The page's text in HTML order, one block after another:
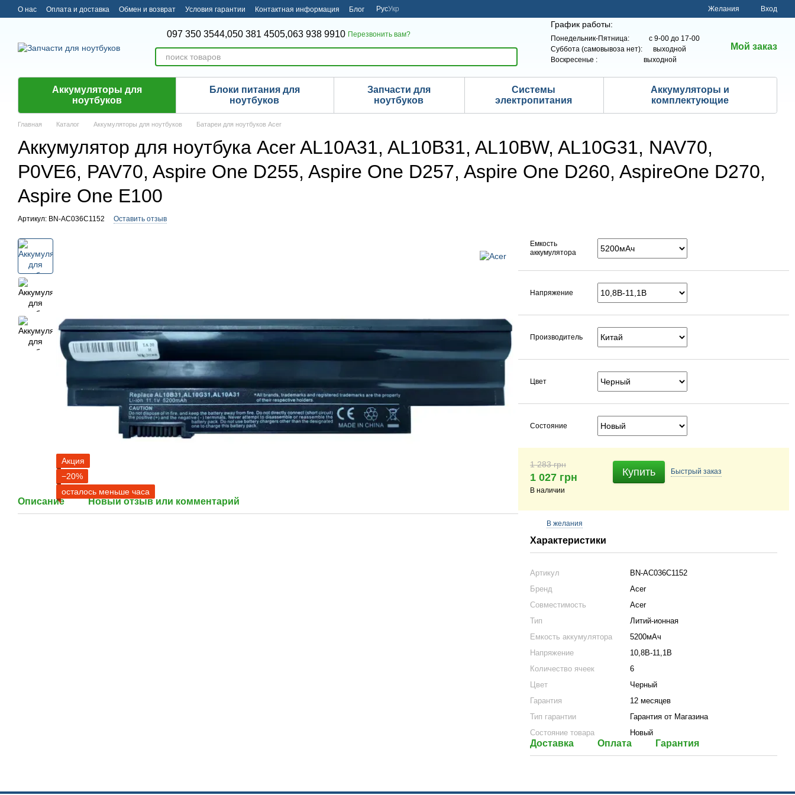
Перейти к основному контенту
О нас Оплата и доставка Обмен и возврат Условия гарантии Контактная информация Блог РусУкр Желания Вход
097 350 3544,050 381 4505,063 938 9910 Перезвонить вам?
График работы:
Понедельник-Пятница: с 9-00 до 17-00
Суббота (самовывоза нет): выходной
Воскресенье : выходной
Мой заказ
Аккумуляторы для
ноутбуков
Блоки питания для
ноутбуков
Запчасти для
ноутбуков
Системы
электропитания
Аккумуляторы и
комплектующие
Главная Каталог Аккумуляторы для ноутбуков Батареи для ноутбуков Acer
Аккумулятор для ноутбука Acer AL10A31, AL10B31, AL10BW, AL10G31, NAV70,
P0VE6, PAV70, Aspire One D255, Aspire One D257, Aspire One D260, AspireOne D270,
Aspire One E100
Артикул: BN-AC036C1152 Оставить отзыв
Акция
−20%
осталось меньше часа
Описание Новый отзыв или комментарий
Емкость
аккумулятора
Напряжение
Производитель
Цвет
Состояние
1 283 грн
1 027 грн
В наличии
Купить Быстрый заказ
В желания
Характеристики
Артикул
BN-AC036C1152
Бренд
Acer
Совместимость
Acer
Тип
Литий-ионная
Емкость аккумулятора
5200мАч
Напряжение
10,8В-11,1В
Количество ячеек
6
Цвет
Черный
Гарантия
12 месяцев
Тип гарантии
Гарантия от Магазина
Состояние товара
Новый
Доставка Оплата Гарантия